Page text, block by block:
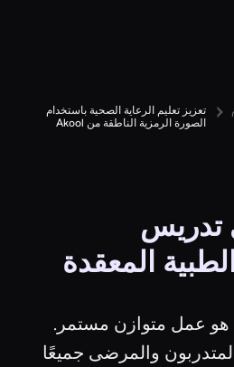
تعزيز تعليم الرعاية الصحية باستخدام
الصورة الرمزية الناطقة من Akool
تدريس
المعقدة
هو عمل متوازن مستمر.
والمرضى جميعًا